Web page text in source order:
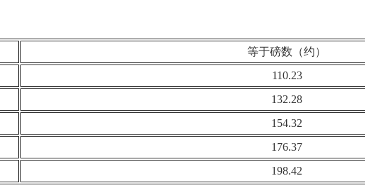
等于磅数（约）
110.23
132.28
154.32
176.37
198.42